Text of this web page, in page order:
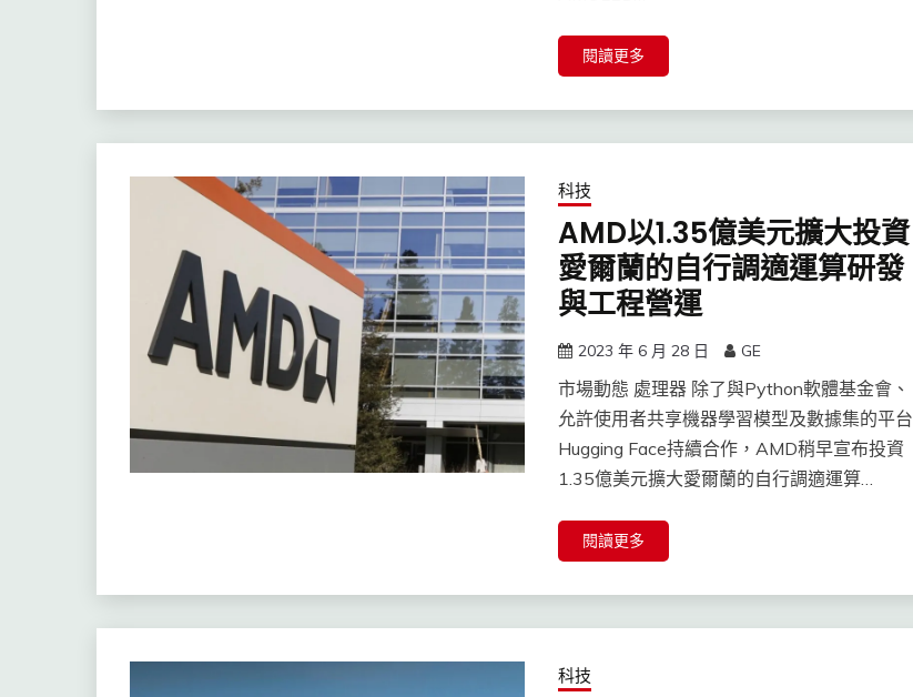
閱讀更多
科技
AMD以1.35億美元擴大投資
愛爾蘭的自行調適運算研發
與工程營運
2023 年 6 月 28 日 GE
市場動態 處理器 除了與Python軟體基金會、
允許使用者共享機器學習模型及數據集的平台
Hugging Face持續合作，AMD稍早宣布投資
1.35億美元擴大愛爾蘭的自行調適運算…
閱讀更多
科技